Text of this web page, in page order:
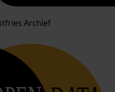
Archief